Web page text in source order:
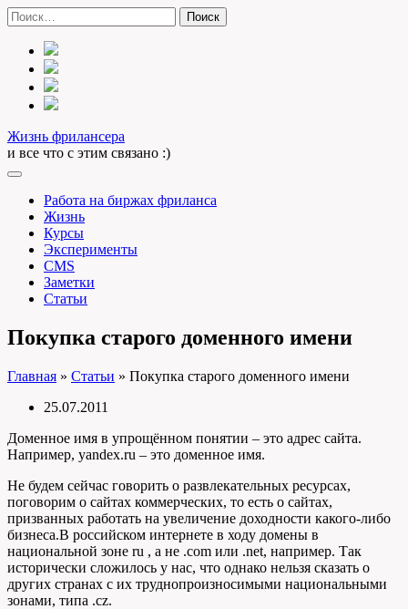
Skip
to
content
Найти:
Жизнь фрилансера
и все что с этим связано :)
Работа на биржах фриланса
Жизнь
Курсы
Эксперименты
CMS
Заметки
Статьи
Покупка старого доменного имени
Главная » Статьи » Покупка старого доменного имени
25.07.2011
Доменное имя в упрощённом понятии – это адрес сайта.
Например, yandex.ru – это доменное имя.
Не будем сейчас говорить о развлекательных ресурсах,
поговорим о сайтах коммерческих, то есть о сайтах,
призванных работать на увеличение доходности какого-либо
бизнеса.В российском интернете в ходу домены в
национальной зоне ru , а не .com или .net, например. Так
исторически сложилось у нас, что однако нельзя сказать о
других странах с их труднопроизносимыми национальными
зонами, типа .cz.